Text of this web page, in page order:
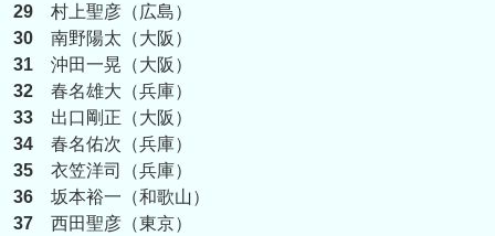
29 村上聖彦（広島）
30 南野陽太（大阪）
31 沖田一晃（大阪）
32 春名雄大（兵庫）
33 出口剛正（大阪）
34 春名佑次（兵庫）
35 衣笠洋司（兵庫）
36 坂本裕一（和歌山）
37 西田聖彦（東京）